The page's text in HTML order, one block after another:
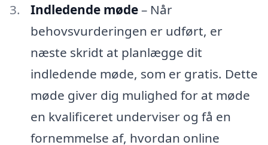
Indledende møde– Når
behovsvurderingen er udført, er
næste skridt at planlægge dit
indledende møde, som er gratis. Dette
møde giver dig mulighed for at møde
en kvalificeret underviser og få en
fornemmelse af, hvordan online